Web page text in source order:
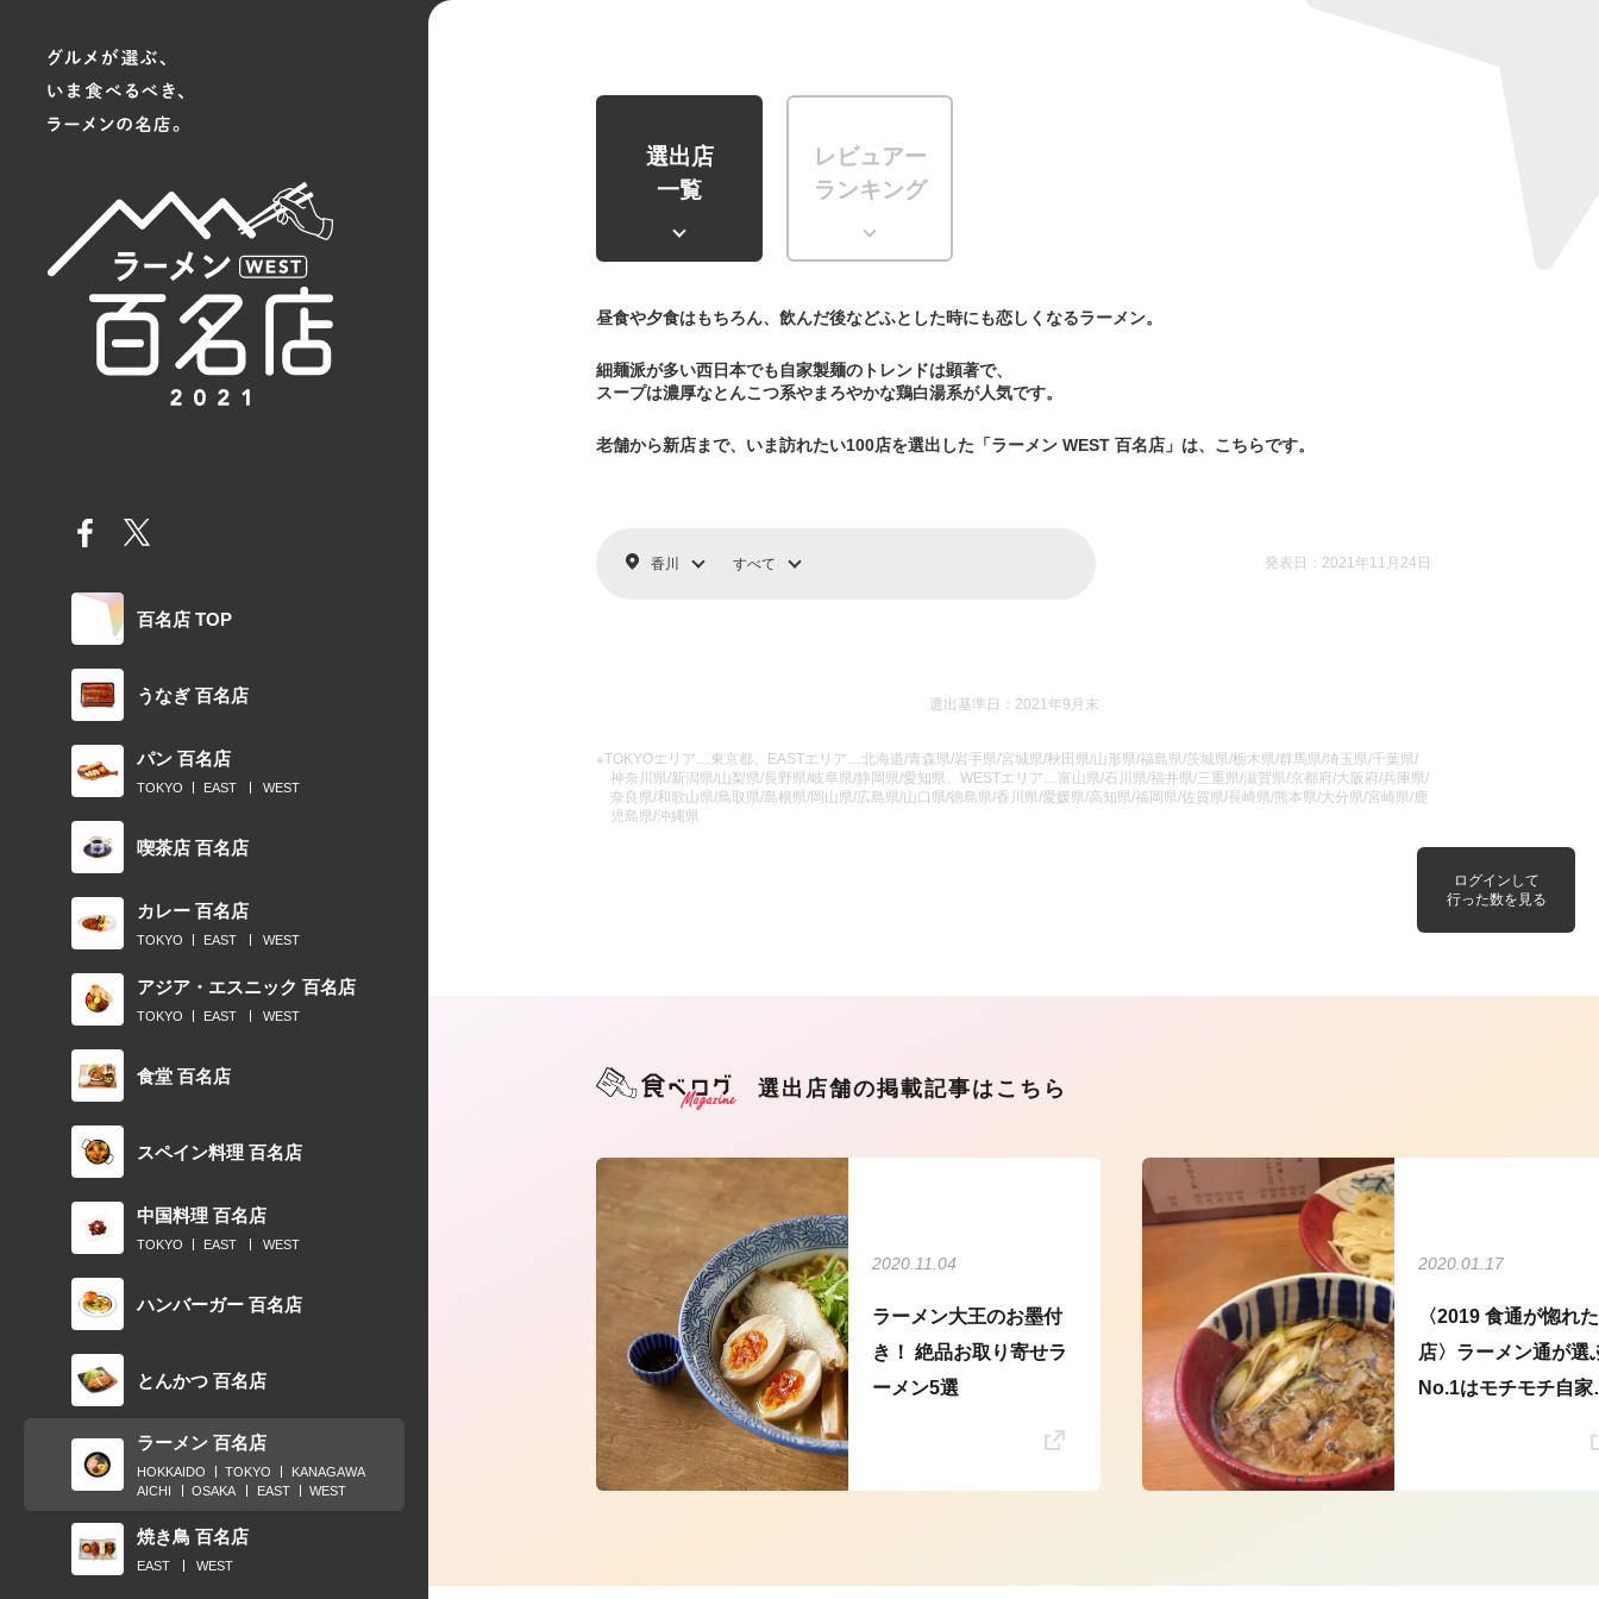
百名店 TOP
うなぎ 百名店
パン 百名店
TOKYO EAST WEST
喫茶店 百名店
カレー 百名店
TOKYO EAST WEST
アジア・エスニック 百名店
TOKYO EAST WEST
食堂 百名店
スペイン料理 百名店
中国料理 百名店
TOKYO EAST WEST
ハンバーガー 百名店
とんかつ 百名店
ラーメン 百名店
HOKKAIDO TOKYO
KANAGAWA
AICHI
OSAKA EAST WEST
焼き鳥 百名店
EAST WEST
選出店
一覧
レビュアー
ランキング
昼食や夕食はもちろん、飲んだ後などふとした時にも恋しくなるラーメン。
細麺派が多い西日本でも自家製麺のトレンドは顕著で、
スープは濃厚なとんこつ系やまろやかな鶏白湯系が人気です。
老舗から新店まで、いま訪れたい100店を選出した「ラーメン WEST 百名店」は、こちらです。
香川 すべて 発表日：2021年11月24日
選出基準日：2021年9月末
※TOKYOエリア…東京都、EASTエリア…北海道/青森県/岩手県/宮城県/秋田県/山形県/福島県/茨城県/栃木県/群馬県/埼玉県/千葉県/
神奈川県/新潟県/山梨県/長野県/岐阜県/静岡県/愛知県、WESTエリア…富山県/石川県/福井県/三重県/滋賀県/京都府/大阪府/兵庫県/
奈良県/和歌山県/鳥取県/島根県/岡山県/広島県/山口県/徳島県/香川県/愛媛県/高知県/福岡県/佐賀県/長崎県/熊本県/大分県/宮崎県/鹿
児島県/沖縄県
ログインして
行った数を見る
選出店舗の掲載記事はこちら
2020.11.04
ラーメン大王のお墨付
き！ 絶品お取り寄せラ
ーメン5選
2020.01.17
〈2019 食通が惚れた
店〉ラーメン通が選
No.1はモチモチ自家